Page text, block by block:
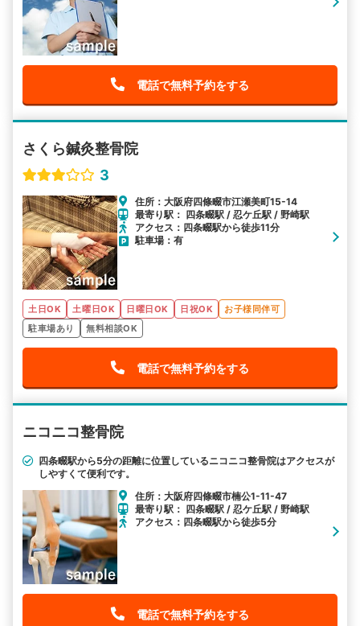
電話で無料予約をする
さくら鍼灸整骨院
3
住所：大阪府四條畷市江瀬美町15-14
最寄り駅： 四条畷駅 / 忍ケ丘駅 / 野崎駅
アクセス：四条畷駅から徒歩11分
駐車場：有
土日OK 土曜日OK 日曜日OK 日祝OK
お子様同伴可
駐車場あり
無料相談OK
電話で無料予約をする
ニコニコ整骨院
四条畷駅から5分の距離に位置しているニコニコ整骨院はアクセスが
しやすくて便利です。
住所：大阪府四條畷市楠公1-11-47
最寄り駅： 四条畷駅 / 忍ケ丘駅 / 野崎駅
アクセス：四条畷駅から徒歩5分
電話で無料予約をする